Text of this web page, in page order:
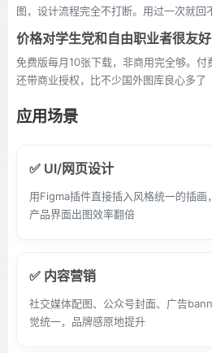
图，设计流程完全不打断。用过一次就回
价格对学生党和自由职业者很友好
免费版每月10张下载，非商用完全够。
还带商业授权，比不少国外图库良心多了
应用场景
✅ UI/网页设计
用Figma插件直接插入风格统一的插画
产品界面出图效率翻倍
✅ 内容营销
社交媒体配图、公众号封面、广告
觉统一，品牌感原地提升